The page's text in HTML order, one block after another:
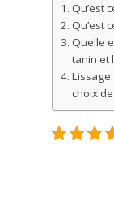
Qu’est
Qu’est
Quelle
tanin et
Lissage
choix